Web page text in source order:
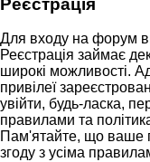
Для входу на форум
Реєстрація займає
широкі можливості.
привілеї
увійти, будь-ласка,
правилами та
Пам'ятайте, що ваше
згоду з усіма